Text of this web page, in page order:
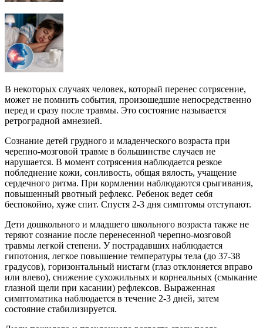
В некоторых случаях человек, который перенес сотрясение,
может не помнить события, произошедшие непосредственно
перед и сразу после травмы. Это состояние называется
ретроградной амнезией.
Сознание детей грудного и младенческого возраста при
черепно-мозговой травме в большинстве случаев не
нарушается. В момент сотрясения наблюдается резкое
побледнение кожи, сонливость, общая вялость, учащение
сердечного ритма. При кормлении наблюдаются срыгивания,
повышенный рвотный рефлекс. Ребенок ведет себя
беспокойно, хуже спит. Спустя 2-3 дня симптомы отступают.
Дети дошкольного и младшего школьного возраста также не
теряют сознание после перенесенной черепно-мозговой
травмы легкой степени. У пострадавших наблюдается
гипотония, легкое повышение температуры тела (до 37-38
градусов), горизонтальный нистагм (глаз отклоняется вправо
или влево), снижение сухожильных и корнеальных (смыкание
глазной щели при касании) рефлексов. Выраженная
симптоматика наблюдается в течение 2-3 дней, затем
состояние стабилизируется.